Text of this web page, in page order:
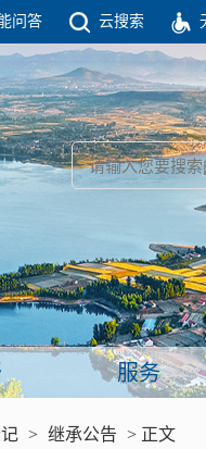
问答 云搜索
法治 公开公平
新
政务要
视频新
服务
> 继承公告 > 正文